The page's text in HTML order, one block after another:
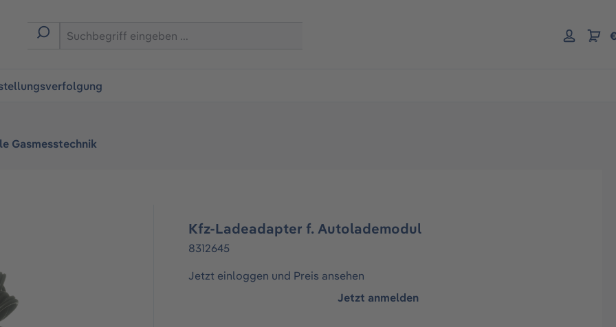
Gasmesstechnik
Kfz-Ladeadapter f. Autolademodul
8312645
Jetzt einloggen und Preis ansehen
Jetzt anmelden